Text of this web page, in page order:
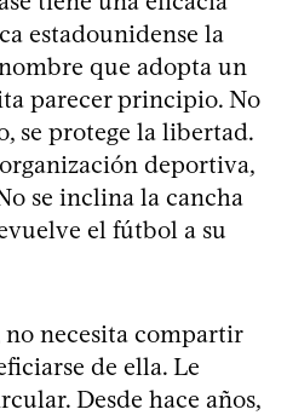
estadounidense la
que adopta un
parecer principio. No
se protege la libertad.
deportiva,
se inclina la cancha
el fútbol a su
no necesita compartir
de ella. Le
Desde hace años,